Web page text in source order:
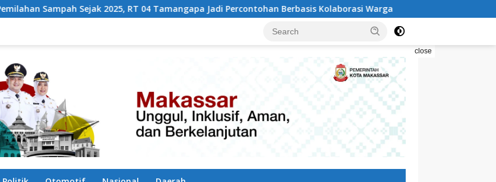
2025, RT 04 Tamangapa Jadi Percontohan Berbasis Kolaborasi Warga Pilah Sampah Solusi Menyelamatkan
close